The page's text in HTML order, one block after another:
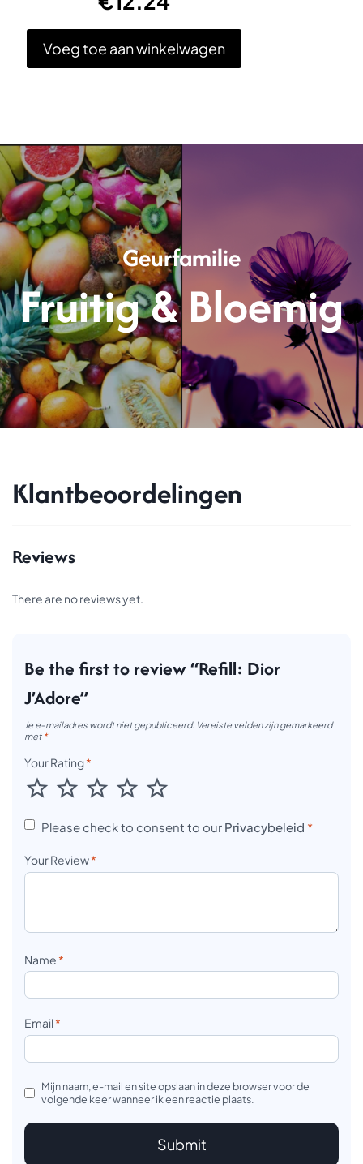
Voeg toe aan winkelwagen
Geurfamilie
Fruitig & Bloemig
Klantbeoordelingen
Reviews
There are no reviews yet.
Be the first to review “Refill: Dior
J’Adore”
Je e-mailadres wordt niet gepubliceerd. Vereiste velden zijn gemarkeerd
met *
Your Rating*
Please check to consent to our Privacybeleid *
Your Review*
Name*
Email*
Mijn naam, e-mail en site opslaan in deze browser voor de
volgende keer wanneer ik een reactie plaats.